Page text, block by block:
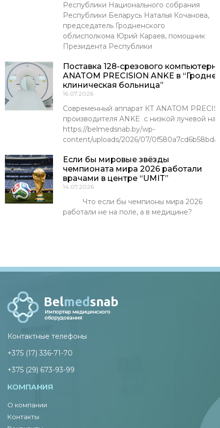
Республики Национального собрания
Республики Беларусь Наталья Кочанова,
председатель Гродненского
облисполкома Юрий Караев, помощник
Президента Республики
Поставка 128-срезового
ANATOM PRECISION ANKE в
клиническая больница”
16.07.2026
Современный аппарат КТ ANATOM
производителя ANKE с низкой лучевой
https://belmedsnab.by/wp-
content/uploads/2026/07/
Если бы мировые звёзды
чемпионата мира 2026 работали
врачами в центре “UMIT”
14.07.2026
Что если бы чемпионы мира 2026
работали не на поле, а в медицине?
Контактные телефоны
+375 (17) 336-71-70
+375 (29) 673-93-99
КОМПАНИЯ
О компании
Контакты